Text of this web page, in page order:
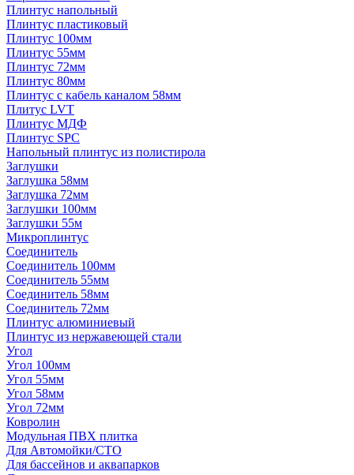
Плинтус напольный
Плинтус пластиковый
Плинтус 100мм
Плинтус 55мм
Плинтус 72мм
Плинтус 80мм
Плинтус с кабель каналом 58мм
Плитус LVT
Плинтус МДФ
Плинтус SPC
Напольный плинтус из полистирола
Заглушки
Заглушка 58мм
Заглушка 72мм
Заглушки 100мм
Заглушки 55м
Микроплинтус
Соединитель
Соединитель 100мм
Соединитель 55мм
Соединитель 58мм
Соединитель 72мм
Плинтус алюминиевый
Плинтус из нержавеющей стали
Угол
Угол 100мм
Угол 55мм
Угол 58мм
Угол 72мм
Ковролин
Модульная ПВХ плитка
Для Автомойки/СТО
Для бассейнов и аквапарков